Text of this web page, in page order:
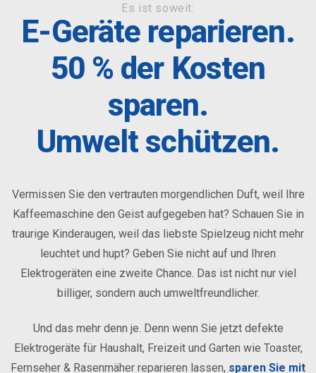
Es ist soweit:
E-Geräte reparieren.
50 % der Kosten
sparen.
Umwelt schützen.
Vermissen Sie den vertrauten morgendlichen Duft, weil Ihre
Kaffeemaschine den Geist aufgegeben hat? Schauen Sie in
traurige Kinderaugen, weil das liebste Spielzeug nicht mehr
leuchtet und hupt? Geben Sie nicht auf und Ihren
Elektrogeräten eine zweite Chance. Das ist nicht nur viel
billiger, sondern auch umweltfreundlicher.
Und das mehr denn je. Denn wenn Sie jetzt defekte
Elektrogeräte für Haushalt, Freizeit und Garten wie Toaster,
Fernseher & Rasenmäher reparieren lassen, sparen Sie mit